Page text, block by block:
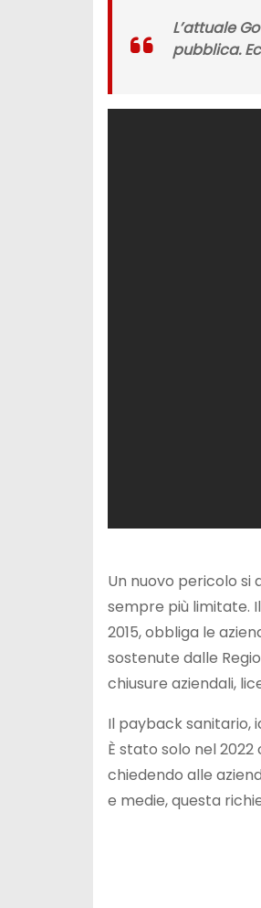
L’attuale
pubblica.
Un nuovo pericolo
sempre più limitate.
2015, obbliga le
sostenute dalle
chiusure aziendali,
Il payback sanitario,
È stato solo nel
chiedendo alle
e medie, questa